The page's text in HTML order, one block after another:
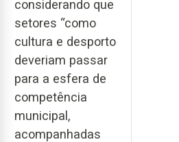
considerando que
setores “como
cultura e desporto
deveriam passar
para a esfera de
competência
municipal,
acompanhadas